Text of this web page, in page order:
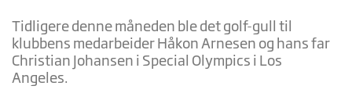
Tidligere denne måneden ble det golf-gull til
klubbens medarbeider Håkon Arnesen og hans far
Christian Johansen i Special Olympics i Los
Angeles.